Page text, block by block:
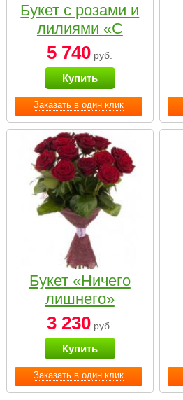
Заказать в один клик
Букет с розами и
лилиями «С
наилучшими
пожеланиями»
5 740 руб.
Купить
Заказать в один клик
Букет «Ничего
лишнего»
3 230 руб.
Купить